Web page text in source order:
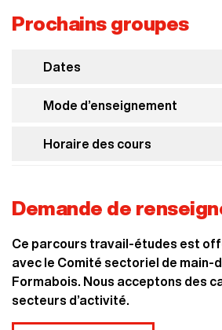
poursuivi des études
Vous détenez un diplôme
secondaires (DES) et vous
Un diplôme d’études
Un diplôme d’études
Prochains groupes
Dates
Mode d’enseignement
Horaire des cours
Demande de
Ce parcours travail-études est
avec le Comité sectoriel de main-
Formabois. Nous acceptons des
secteurs d’activité.